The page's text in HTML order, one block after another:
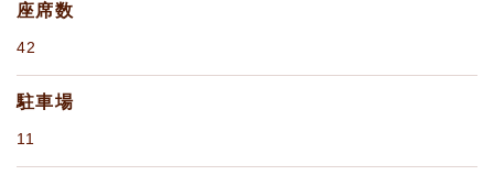
座席数
42
駐車場
11